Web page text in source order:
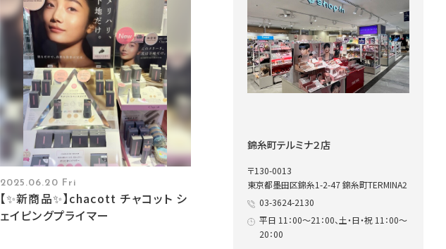
2025.06.20 Fri
【✨新商品✨】chacott チャコット シ
ェイピングプライマー
錦糸町テルミナ２店
〒130-0013
東京都墨田区錦糸1-2-47 錦糸町TERMINA2
03-3624-2130
平日 11：00～21：00、土・日・祝 11：00～
20：00